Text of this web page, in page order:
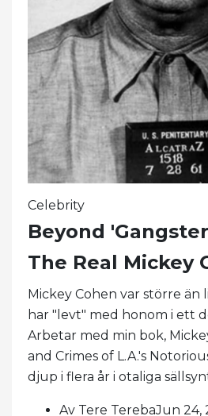
Celebrity
Beyond
The Real Mickey
Mickey Cohen var större än
har "levt" med honom i ett
Arbetar med min bok,
and Crimes of L.A.'s
djup i flera år i otaliga
Av Tere TerebaJun 24,